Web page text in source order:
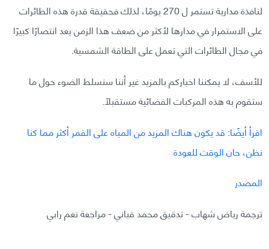
لنافذة مدارية تستمر ل 270 يومًا، لذلك فحقيقة قدرة هذه الطائرات
على الاستمرار في مدارها لأكثر من ضعف هذا الزمن يعد انتصارًا كبيرًا
في مجال الطائرات التي تعمل على الطاقة الشمسية.
للأسف، لا يمكننا اخباركم بالمزيد غير أننا سنسلط الضوء حول ما
ستقوم به هذه المركبات الفضائية مستقبلًا.
اقرأ أيضًا: قد يكون هناك المزيد من المياه على القمر أكثر مما كنا
نظن، حان الوقت للعودة
المصدر
ترجمة رياض شهاب - تدقيق محمد قباني - مراجعة نغم رابي